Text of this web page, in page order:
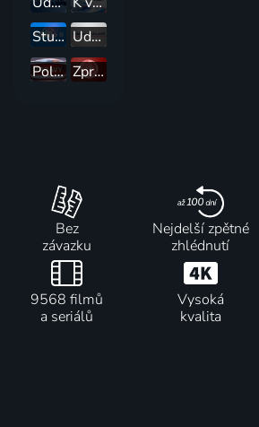
Studio 6
Události za okamžik a počasí
Polední zprávy
Zprávy ve 12
Bez
závazku
Nejdelší zpětné
zhlédnutí
9568 filmů
a seriálů
Vysoká
kvalita